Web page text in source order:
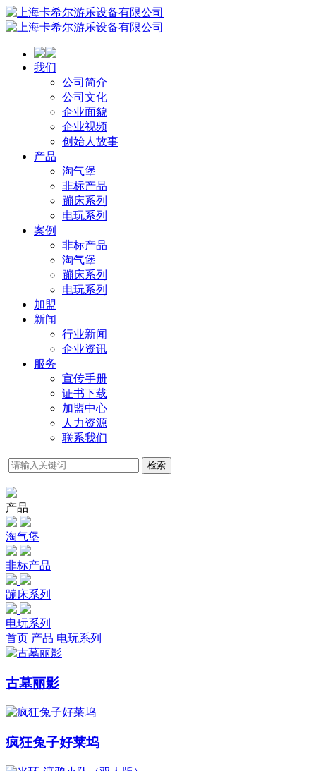
我们
公司简介
公司文化
企业面貌
企业视频
创始人故事
产品
淘气堡
非标产品
蹦床系列
电玩系列
案例
非标产品
淘气堡
蹦床系列
电玩系列
加盟
新闻
行业新闻
企业资讯
服务
宣传手册
证书下载
加盟中心
人力资源
联系我们
检索
产品
淘气堡
非标产品
蹦床系列
电玩系列
首页 产品 电玩系列
古墓丽影
疯狂兔子好莱坞